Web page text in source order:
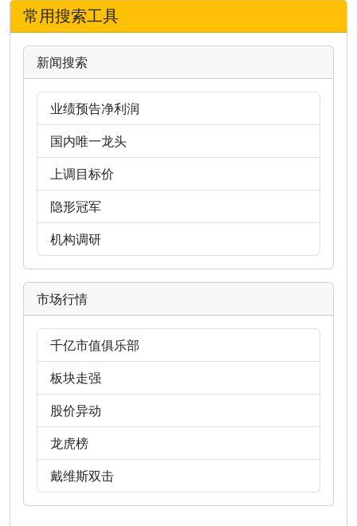
常用搜索工具
新闻搜索
业绩预告净利润
国内唯一龙头
上调目标价
隐形冠军
机构调研
市场行情
千亿市值俱乐部
板块走强
股价异动
龙虎榜
戴维斯双击